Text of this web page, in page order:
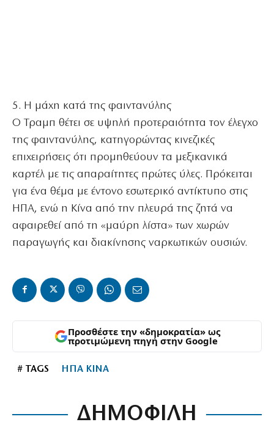
5. Η μάχη κατά της φαιντανύλης
Ο Τραμπ θέτει σε υψηλή προτεραιότητα τον έλεγχο
της φαιντανύλης, κατηγορώντας κινεζικές
επιχειρήσεις ότι προμηθεύουν τα μεξικανικά
καρτέλ με τις απαραίτητες πρώτες ύλες. Πρόκειται
για ένα θέμα με έντονο εσωτερικό αντίκτυπο στις
ΗΠΑ, ενώ η Κίνα από την πλευρά της ζητά να
αφαιρεθεί από τη «μαύρη λίστα» των χωρών
παραγωγής και διακίνησης ναρκωτικών ουσιών.
Προσθέστε την «δημοκρατία» ως
προτιμώμενη πηγή στην Google
# TAGS ΗΠΑ ΚΙΝΑ
ΔΗΜΟΦΙΛΗ